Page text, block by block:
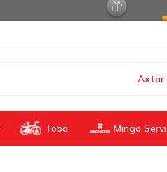
Axtar
Toba Mingo